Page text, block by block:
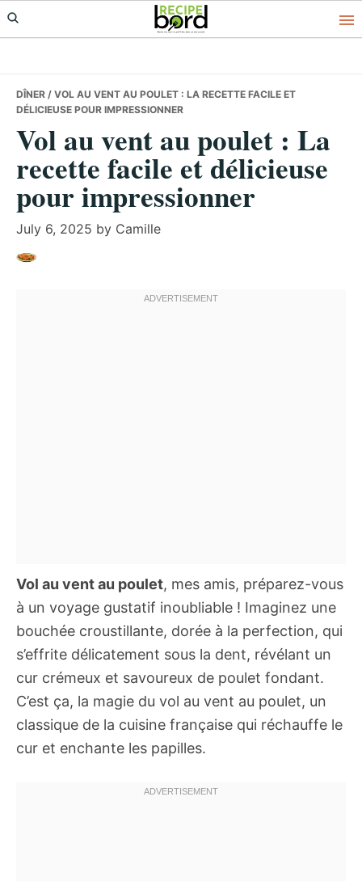
Skip
to
Skip
to
Skip
to
DÎNER / VOL AU VENT AU POULET : LA RECETTE FACILE ET
DÉLICIEUSE POUR IMPRESSIONNER
Vol au vent au poulet : La
recette facile et délicieuse
pour impressionner
July 6, 2025 by Camille
Vol au vent au poulet, mes amis, préparez-vous
à un voyage gustatif inoubliable ! Imaginez une
bouchée croustillante, dorée à la perfection, qui
s’effrite délicatement sous la dent, révélant un
cur crémeux et savoureux de poulet fondant.
C’est ça, la magie du vol au vent au poulet, un
classique de la cuisine française qui réchauffe le
cur et enchante les papilles.